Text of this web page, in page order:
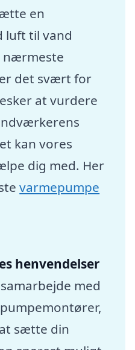
en
luft til vand
nærmeste
det svært for
at vurdere
kan vores
dig med. Her
varmepumpe
henvendelser
med
sætte din